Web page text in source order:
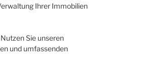
Ihrer Immobilien
Sie unseren
und umfassenden